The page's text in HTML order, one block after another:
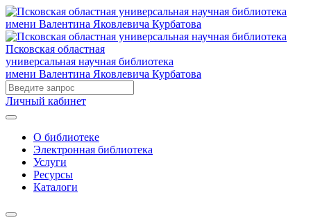
Псковская областная
универсальная научная библиотека
имени Валентина Яковлевича Курбатова
Личный кабинет
О библиотеке
Электронная библиотека
Услуги
Ресурсы
Каталоги